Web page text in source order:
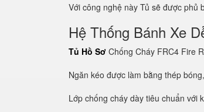
Với công nghệ này Tủ sẽ được phủ
Hệ Thống Bánh Xe
Tủ Hồ Sơ Chống Cháy FRC4 Fire
Ngăn kéo được làm bằng thép
Lớp chống cháy dày tiêu chuẩn với